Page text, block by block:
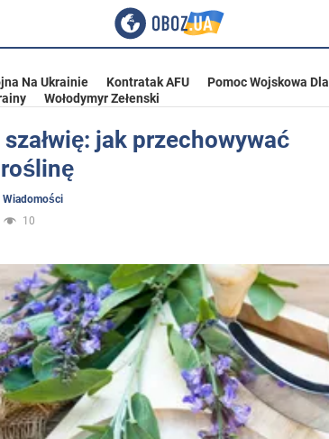
Na Ukrainie Kontratak AFU
Pomoc Wojskowa Dla
Wołodymyr Zełenski
jak przechowywać
Wiadomości
10